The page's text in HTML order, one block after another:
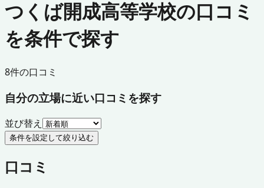
つくば開成高等学校の口コミ
を条件で探す
8件の口コミ
自分の立場に近い口コミを探す
並び替え
条件を設定して絞り込む
口コミ